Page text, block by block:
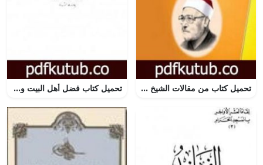
تحميل كتاب من مقالات الشيخ الغزالي الجزء الرابع PDF تأليف محمد الغزالي مجانا [كامل] تحميل كتاب فضل أهل البيت وحقوقهم PDF تأليف ابن تيمية مجانا [كامل]